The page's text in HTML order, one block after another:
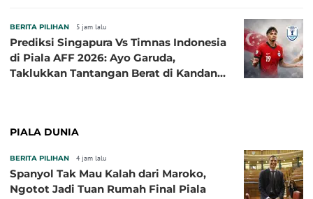
BERITA PILIHAN 5 jam lalu
Prediksi Singapura Vs Timnas Indonesia
di Piala AFF 2026: Ayo Garuda,
Taklukkan Tantangan Berat di Kandang
PIALA DUNIA
BERITA PILIHAN 4 jam lalu
Spanyol Tak Mau Kalah dari Maroko,
Ngotot Jadi Tuan Rumah Final Piala